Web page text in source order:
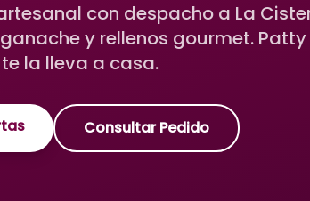
con despacho a La
y rellenos gourmet.
te la lleva a casa.
Consultar Pedido